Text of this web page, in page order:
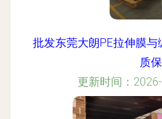
批发东莞大朗PE拉伸膜
质
更新时间：